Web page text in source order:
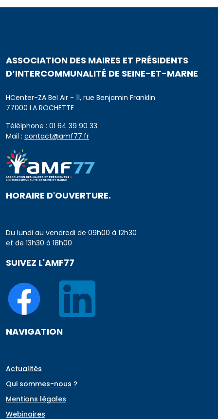
ASSOCIATION DES MAIRES ET PRÉSIDENTS
D’INTERCOMMUNALITÉ DE SEINE-ET-MARNE
HCenter-ZA Bel Air - 11, rue Benjamin Franklin
77000 LA ROCHETTE
Télélphone : 01 64 39 90 33
Mail : contact@amf77.fr
HORAIRE D'OUVERTURE.
Du lundi au vendredi de 09h00 à 12h30
et de 13h30 à 18h00
SUIVEZ L'AMF77
NAVIGATION
Actualités
Qui sommes-nous ?
Mentions légales
Webinaires